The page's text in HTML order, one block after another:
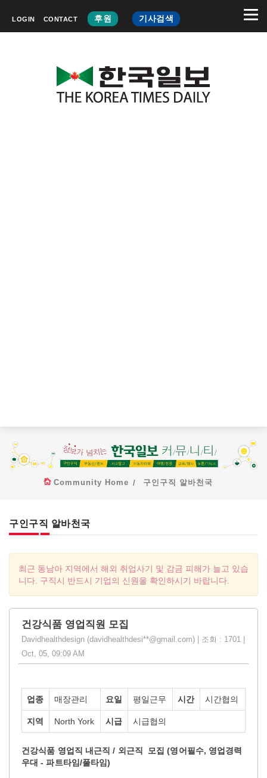
LOGIN CONTACT 후원 기사검색
Community Home 구인구직 알바천국
구인구직 알바천국
최근 동남아 지역에서 해외 취업사기 및 감금 피해가 늘고 있습
니다. 구직시 반드시 기업의 신원을 확인하시기 바랍니다.
건강식품 영업직원 모집
Davidhealthdesign (davidhealthdesi**@gmail.com) | 조회 : 1701 |
Oct, 05, 09:09 AM
업종 매장관리 요일 평일근무 시간 시간협의
지역 North York 시급 시급협의
건강식품 영업직 내근직 / 외근직 모집 (영어필수, 영업경력
우대 - 파트타임/풀타임)